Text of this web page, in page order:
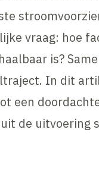
vraag: hoe
is?
In dit
een
de uitvoering